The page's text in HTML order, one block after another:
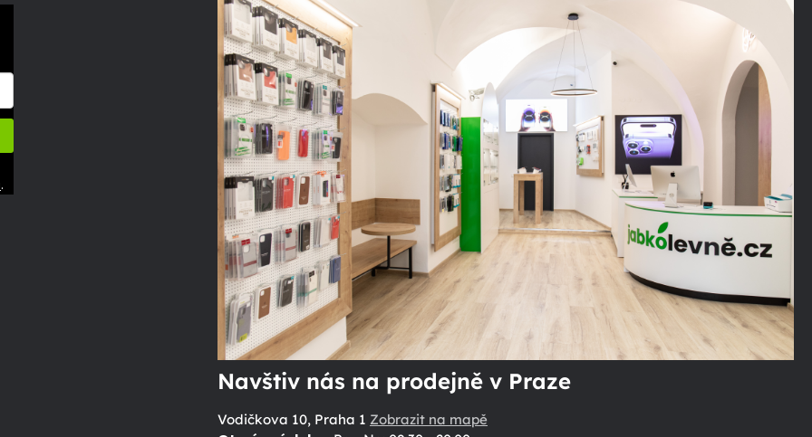
.
Navštiv nás na prodejně v Praze
Vodičkova 10, Praha 1 Zobrazit na mapě